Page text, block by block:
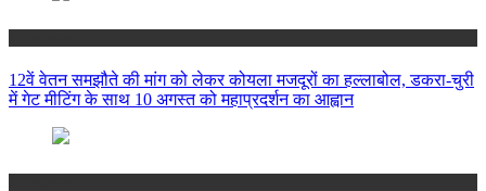
12वें वेतन समझौते की मांग को लेकर कोयला मजदूरों का हल्लाबोल, डकरा-चुरी
में गेट मीटिंग के साथ 10 अगस्त को महाप्रदर्शन का आह्वान